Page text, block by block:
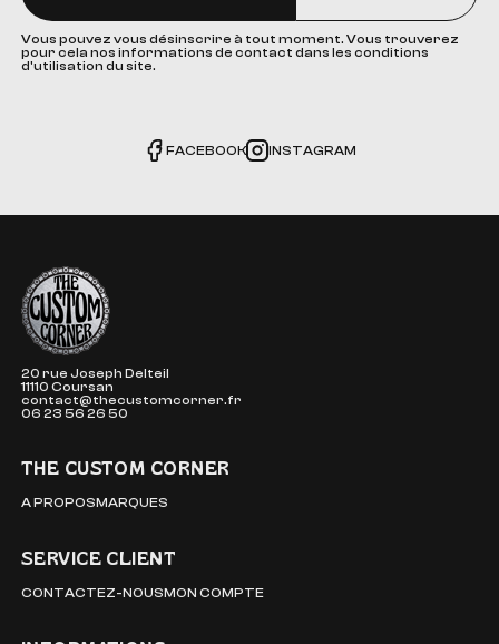
Vous pouvez vous désinscrire à tout moment. Vous trouverez
pour cela nos informations de contact dans les conditions
d'utilisation du site.
FACEBOOK INSTAGRAM
The Custom Corner
20 rue Joseph Delteil
11110 Coursan
contact@thecustomcorner.fr
06 23 56 26 50
THE CUSTOM CORNER
A PROPOSMARQUES
SERVICE CLIENT
CONTACTEZ-NOUSMON COMPTE